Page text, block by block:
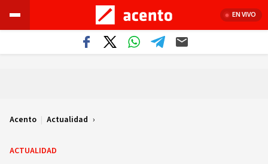
EN VIVO
Acento | Actualidad
ACTUALIDAD